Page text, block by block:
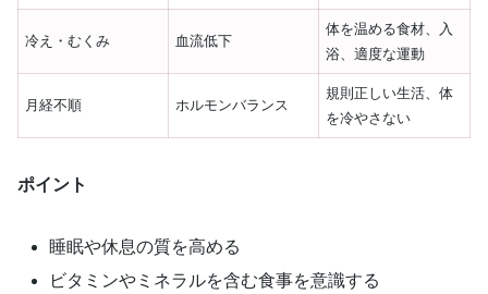
冷え・むくみ 血流低下
体を温める食材、入
浴、適度な運動
月経不順 ホルモンバランス
規則正しい生活、体
を冷やさない
ポイント
睡眠や休息の質を高める
ビタミンやミネラルを含む食事を意識する